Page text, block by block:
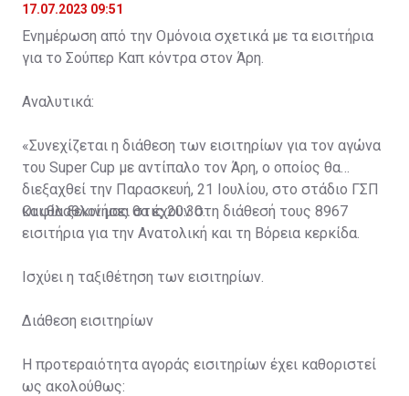
17.07.2023 09:51
Ενημέρωση από την Ομόνοια σχετικά με τα εισιτήρια
για το Σούπερ Καπ κόντρα στον Άρη.
Αναλυτικά:
«Συνεχίζεται η διάθεση των εισιτηρίων για τον αγώνα
του Super Cup με αντίπαλο τον Άρη, ο οποίος θα
διεξαχθεί την Παρασκευή, 21 Ιουλίου, στο στάδιο ΓΣΠ
και θα ξεκινήσει στις 20:30.
Οι φίλαθλοί μας θα έχουν στη διάθεσή τους 8967
εισιτήρια για την Ανατολική και τη Βόρεια κερκίδα.
Ισχύει η ταξιθέτηση των εισιτηρίων.
Διάθεση εισιτηρίων
Η προτεραιότητα αγοράς εισιτηρίων έχει καθοριστεί
ως ακολούθως: